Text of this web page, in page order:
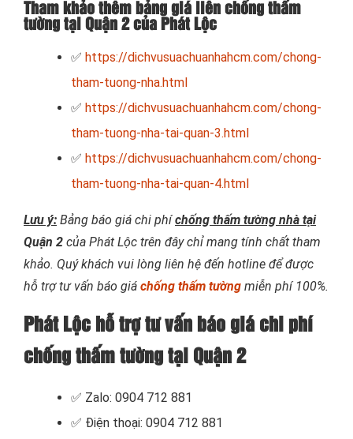
Tham khảo thêm bảng giá liên chống thấm
tường tại Quận 2 của Phát Lộc
✅ https://dichvusuachuanhahcm.com/chong-
tham-tuong-nha.html
✅ https://dichvusuachuanhahcm.com/chong-
tham-tuong-nha-tai-quan-3.html
✅ https://dichvusuachuanhahcm.com/chong-
tham-tuong-nha-tai-quan-4.html
Lưu ý: Bảng báo giá chi phíchống thấm tường nhà tại
Quận 2 của Phát Lộc trên đây chỉ mang tính chất tham
khảo. Quý khách vui lòng liên hệ đến hotline để được
hỗ trợ tư vấn báo giá chống thấm tường miễn phí 100%.
Phát Lộc hỗ trợ tư vấn báo giá chi phí
chống thấm tường tại Quận 2
✅ Zalo: 0904 712 881
✅ Điện thoại: 0904 712 881